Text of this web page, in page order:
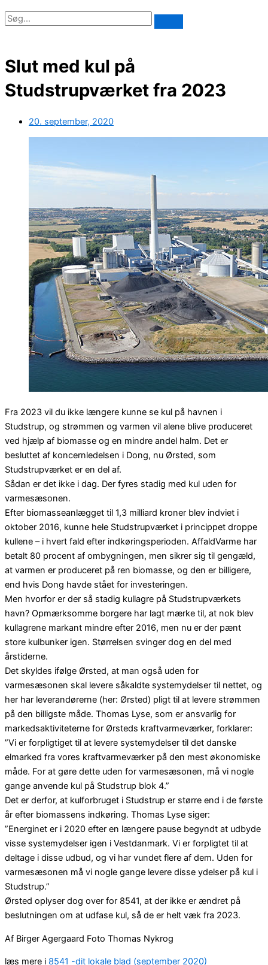
Slut med kul på
Studstrupværket fra 2023
20. september, 2020
Fra 2023 vil du ikke længere kunne se kul på havnen i
Studstrup, og strømmen og varmen vil alene blive produceret
ved hjælp af biomasse og en mindre andel halm. Det er
besluttet af koncernledelsen i Dong, nu Ørsted, som
Studstrupværket er en del af.
Sådan er det ikke i dag. Der fyres stadig med kul uden for
varmesæsonen.
Efter biomasseanlægget til 1,3 milliard kroner blev indviet i
oktober 2016, kunne hele Studstrupværket i princippet droppe
kullene – i hvert fald efter indkøringsperioden. AffaldVarme har
betalt 80 procent af ombygningen, men sikrer sig til gengæld,
at varmen er produceret på ren biomasse, og den er billigere,
end hvis Dong havde stået for investeringen.
Men hvorfor er der så stadig kullagre på Studstrupværkets
havn? Opmærksomme borgere har lagt mærke til, at nok blev
kullagrene markant mindre efter 2016, men nu er der pænt
store kulbunker igen. Størrelsen svinger dog en del med
årstiderne.
Det skyldes ifølge Ørsted, at man også uden for
varmesæsonen skal levere såkaldte systemydelser til nettet, og
her har leverandørerne (her: Ørsted) pligt til at levere strømmen
på den billigste måde. Thomas Lyse, som er ansvarlig for
markedsaktiviteterne for Ørsteds kraftvarmeværker, forklarer:
”Vi er forpligtiget til at levere systemydelser til det danske
elmarked fra vores kraftvarmeværker på den mest økonomiske
måde. For at gøre dette uden for varmesæsonen, må vi nogle
gange anvende kul på Studstrup blok 4.”
Det er derfor, at kulforbruget i Studstrup er større end i de første
år efter biomassens indkøring. Thomas Lyse siger:
”Energinet er i 2020 efter en længere pause begyndt at udbyde
visse systemydelser igen i Vestdanmark. Vi er forpligtet til at
deltage i disse udbud, og vi har vundet flere af dem. Uden for
varmesæsonen må vi nogle gange levere disse ydelser på kul i
Studstrup.”
Ørsted oplyser dog over for 8541, at der ikke er ændret på
beslutningen om at udfase kul, så de er helt væk fra 2023.
Af Birger Agergaard Foto Thomas Nykrog
læs mere i 8541 -dit lokale blad (september 2020)